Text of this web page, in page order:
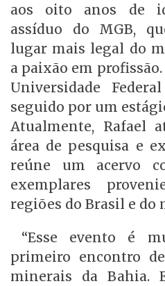
aos oito anos de
assíduo do MGB,
lugar mais legal do
a paixão em
Universidade
seguido por um
Atualmente, Rafael
área de pesquisa e
reúne um acervo
exemplares
regiões do Brasil e do
“Esse evento é
primeiro encontro
minerais da Bahia.